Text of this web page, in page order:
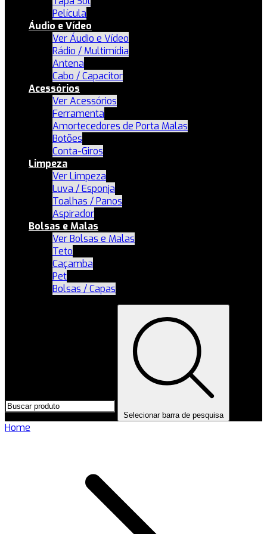
Película
Áudio e Vídeo
Ver Áudio e Vídeo
Rádio / Multimídia
Antena
Cabo / Capacitor
Acessórios
Ver Acessórios
Ferramenta
Amortecedores de Porta Malas
Botões
Conta-Giros
Limpeza
Ver Limpeza
Luva / Esponja
Toalhas / Panos
Aspirador
Bolsas e Malas
Ver Bolsas e Malas
Teto
Caçamba
Pet
Bolsas / Capas
Selecionar barra de pesquisa
Home